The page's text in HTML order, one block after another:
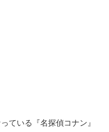
ている『名探偵コナン』